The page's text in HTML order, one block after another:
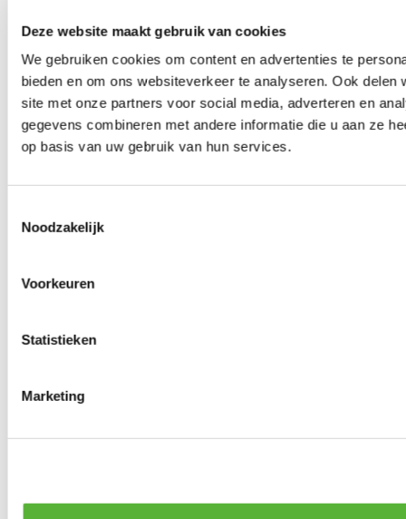
Deze website maakt gebruik van cookies
We gebruiken cookies om content en advertenties te
bieden en om ons websiteverkeer te analyseren. Ook
site met onze partners voor social media, adverteren en
gegevens combineren met andere informatie die u aan ze
op basis van uw gebruik van hun services.
Noodzakelijk
Voorkeuren
Statistieken
Marketing
Kogels & Hoezen
0producten beschikbaar
Wiellagers & Naven
producten beschikbaar
Wielen & Toebehoren
0producten beschikbaar
Spoorverbreders
Remmen
Remleidingen